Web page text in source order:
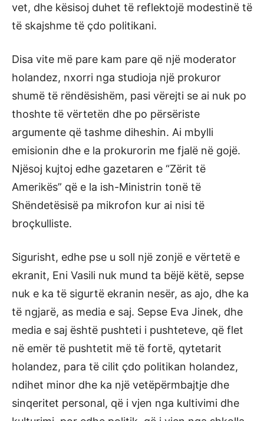
vet, dhe kësisoj duhet të reflektojë modestinë të
të skajshme të çdo politikani.
Disa vite më pare kam pare që një moderator
holandez, nxorri nga studioja një prokuror
shumë të rëndësishëm, pasi vërejti se ai nuk po
thoshte të vërtetën dhe po përsëriste
argumente që tashme diheshin. Ai mbylli
emisionin dhe e la prokurorin me fjalë në gojë.
Njësoj kujtoj edhe gazetaren e “Zërit të
Amerikës” që e la ish-Ministrin tonë të
Shëndetësisë pa mikrofon kur ai nisi të
broçkulliste.
Sigurisht, edhe pse u soll një zonjë e vërtetë e
ekranit, Eni Vasili nuk mund ta bëjë këtë, sepse
nuk e ka të sigurtë ekranin nesër, as ajo, dhe ka
të ngjarë, as media e saj. Sepse Eva Jinek, dhe
media e saj është pushteti i pushteteve, që flet
në emër të pushtetit më të fortë, qytetarit
holandez, para të cilit çdo politikan holandez,
ndihet minor dhe ka një vetëpërmbajtje dhe
sinqeritet personal, që i vjen nga kultivimi dhe